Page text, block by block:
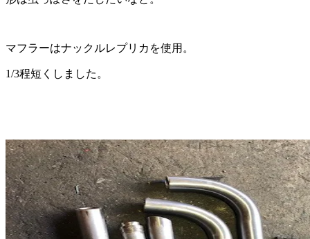
マフラーはナックルレプリカを使用。
1/3程短くしました。